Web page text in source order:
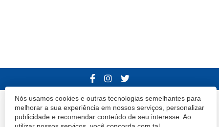
Nós usamos cookies e outras tecnologias semelhantes para
melhorar a sua experiência em nossos serviços, personalizar
publicidade e recomendar conteúdo de seu interesse. Ao
Todos os direitos reservados.
Termos e Políticas de Uso Privacidade